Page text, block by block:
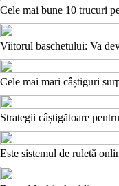
Cele mai bune 10 trucuri
Viitorul baschetului: Va
Cele mai mari câștiguri
Strategii câștigătoare
Este sistemul de ruletă